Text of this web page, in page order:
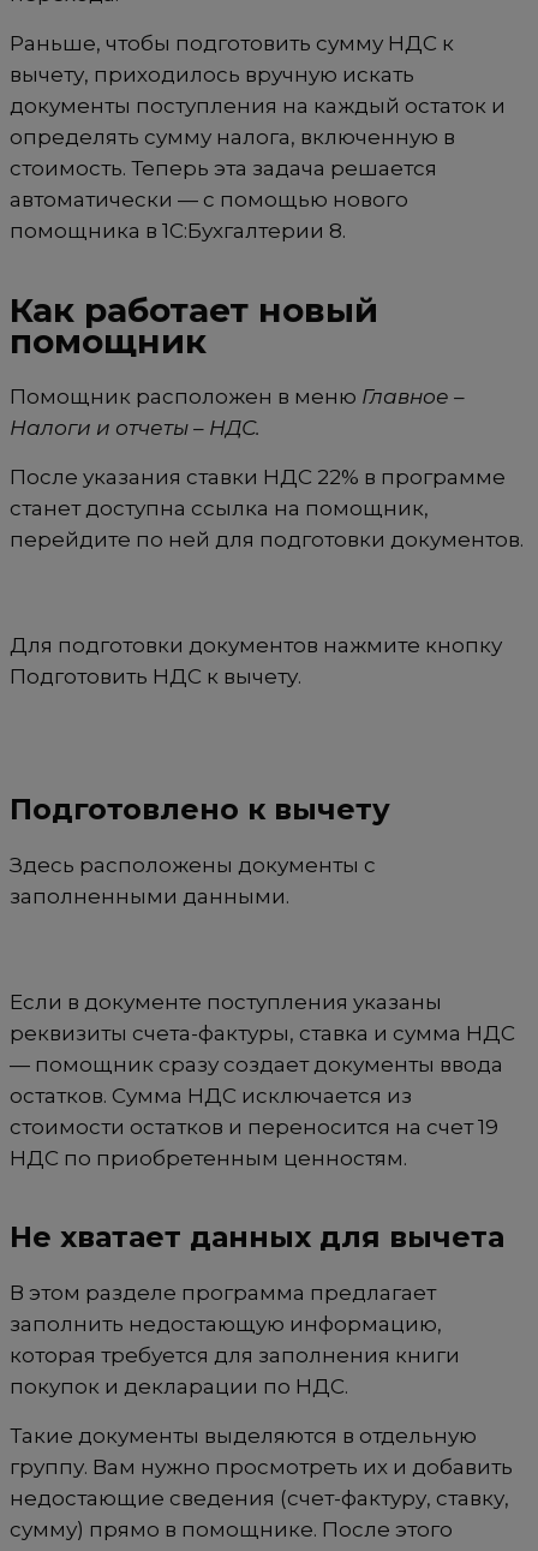
Раньше, чтобы подготовить сумму НДС к
вычету, приходилось вручную искать
документы поступления на каждый остаток и
определять сумму налога, включенную в
стоимость. Теперь эта задача решается
автоматически — с помощью нового
помощника в 1С:Бухгалтерии 8.
Как работает новый
помощник
Помощник расположен в меню Главное –
Налоги и отчеты – НДС.
После указания ставки НДС 22% в программе
станет доступна ссылка на помощник,
перейдите по ней для подготовки документов.
Для подготовки документов нажмите кнопку
Подготовить НДС к вычету.
Подготовлено к вычету
Здесь расположены документы с
заполненными данными.
Если в документе поступления указаны
реквизиты счета-фактуры, ставка и сумма НДС
— помощник сразу создает документы ввода
остатков. Сумма НДС исключается из
стоимости остатков и переносится на счет 19
НДС по приобретенным ценностям.
Не хватает данных для вычета
В этом разделе программа предлагает
заполнить недостающую информацию,
которая требуется для заполнения книги
покупок и декларации по НДС.
Такие документы выделяются в отдельную
группу. Вам нужно просмотреть их и добавить
недостающие сведения (счет-фактуру, ставку,
сумму) прямо в помощнике. После этого